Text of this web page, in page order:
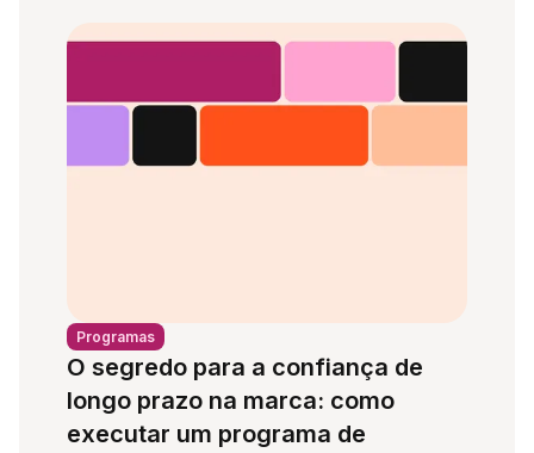
Programas
O segredo para a confiança de
longo prazo na marca: como
executar um programa de